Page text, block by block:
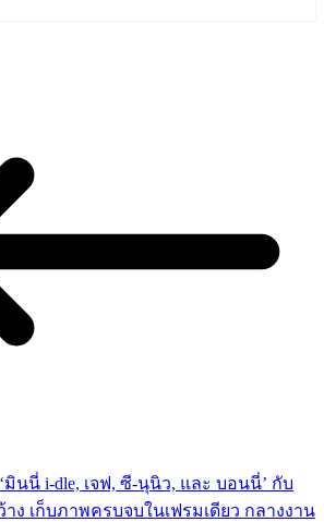
มินนี่ i-dle, เจฟ, ซี-นุนิว, และ บอนนี่’ กับ
ง เก็บภาพครบจบในเฟรมเดียว กลางงาน